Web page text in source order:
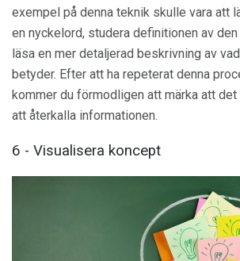
exempel på denna teknik skulle vara att
en nyckelord, studera definitionen av
läsa en mer detaljerad beskrivning av
betyder. Efter att ha repeterat denna
kommer du förmodligen att märka att
att återkalla informationen.
6 - Visualisera koncept